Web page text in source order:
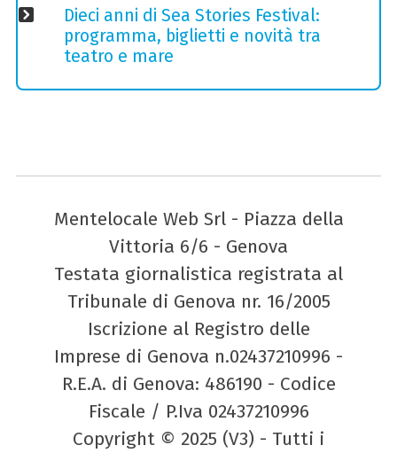
Dieci anni di Sea Stories Festival:
programma, biglietti e novità tra
teatro e mare
Mentelocale Web Srl - Piazza della
Vittoria 6/6 - Genova
Testata giornalistica registrata al
Tribunale di Genova nr. 16/2005
Iscrizione al Registro delle
Imprese di Genova n.02437210996 -
R.E.A. di Genova: 486190 - Codice
Fiscale / P.Iva 02437210996
Copyright © 2025 (V3) - Tutti i